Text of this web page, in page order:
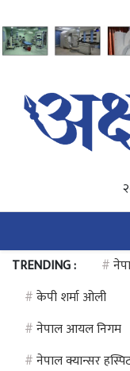
TRENDING : #
#केपी शर्मा ओली
#नेपाल आयल निगम
#नेपाल क्यान्सर